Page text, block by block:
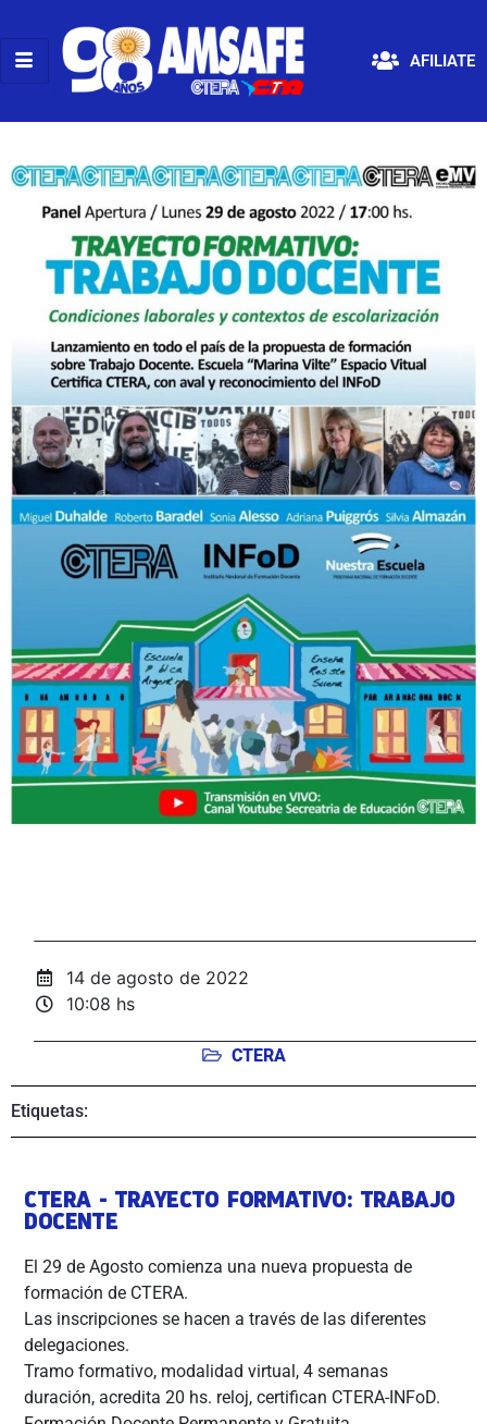
AFILIATE
14 de agosto de 2022
10:08 hs
CTERA
Etiquetas:
CTERA - TRAYECTO FORMATIVO: TRABAJO
DOCENTE
El 29 de Agosto comienza una nueva propuesta de
formación de CTERA.
Las inscripciones se hacen a través de las diferentes
delegaciones.
Tramo formativo, modalidad virtual, 4 semanas
duración, acredita 20 hs. reloj, certifican CTERA-INFoD.